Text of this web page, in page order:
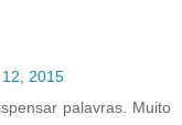
2015
palavras. Muito